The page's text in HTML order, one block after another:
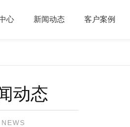
心 新闻动态 客户案例
动态
NEWS